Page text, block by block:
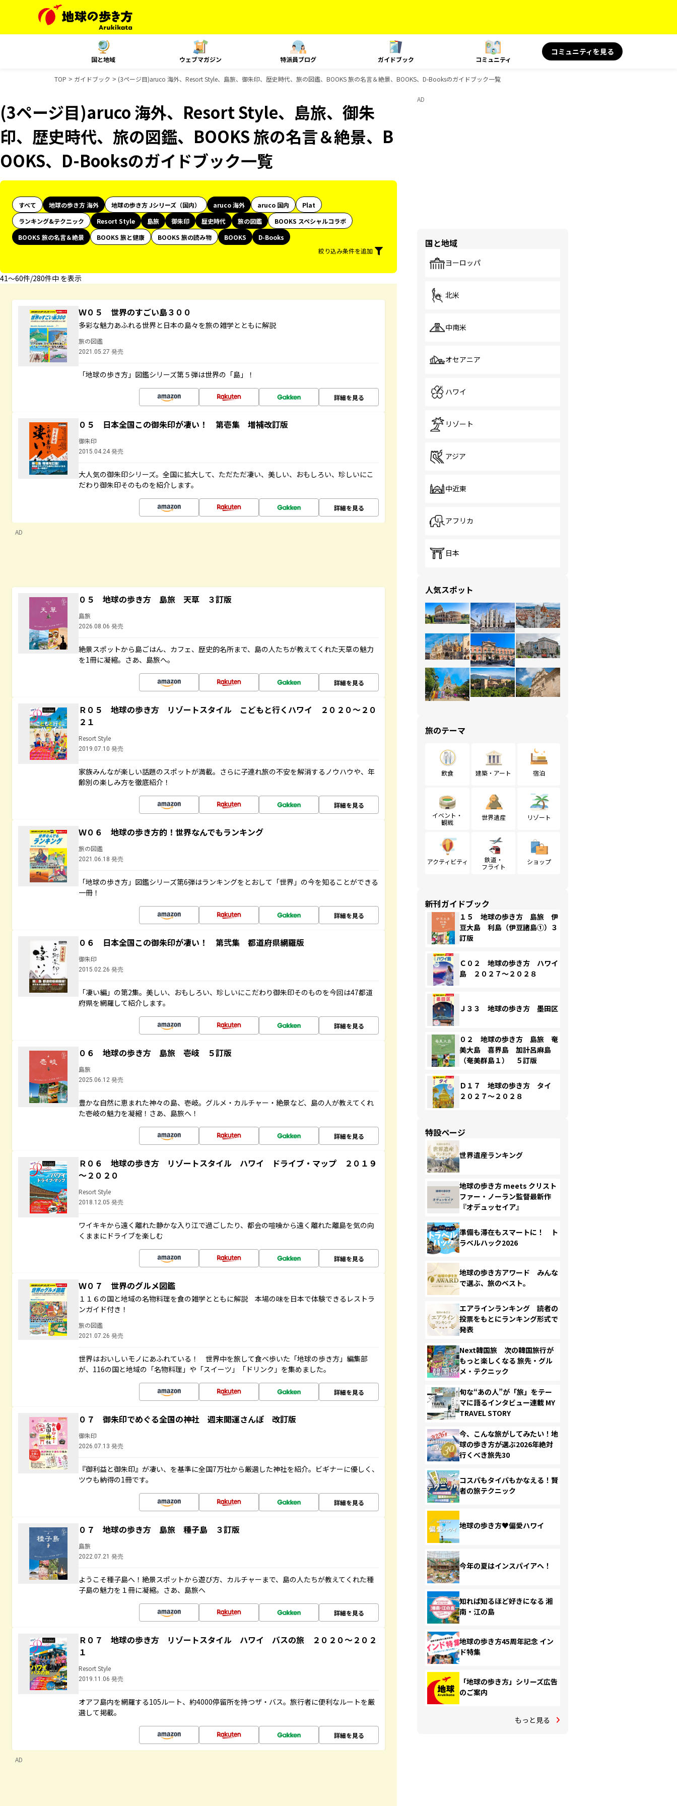
国と地域 ウェブマガジン 特派員ブログ ガイドブック コミュニティ
コミュニティを見る
TOP ガイドブック (3ページ目)aruco 海外、Resort Style、島旅、御朱印、歴史時代、旅の図鑑、BOOKS 旅の名言＆絶景、BOOKS、D-Booksのガイドブック一覧
(3ページ目)aruco 海外、Resort Style、島旅、御朱
印、歴史時代、旅の図鑑、BOOKS 旅の名言＆絶景、B
OOKS、D-Booksのガイドブック一覧
すべて 地球の歩き方 海外 地球の歩き方 Jシリーズ（国内） aruco 海外 aruco 国内
Plat
ランキング&テクニック
Resort Style 島旅 御朱印 歴史時代 旅の図鑑
BOOKS スペシャルコラボ
BOOKS 旅の名言＆絶景
BOOKS 旅と健康 BOOKS 旅の読み物 BOOKS
D-Books
絞り込み条件を追加
41〜60件/280件中 を表示
Ｗ０５ 世界のすごい島３００
多彩な魅力あふれる世界と日本の島々を旅の雑学とともに解説
旅の図鑑
2021.05.27 発売
「地球の歩き方」図鑑シリーズ第５弾は世界の「島」！
詳細を見る
０５ 日本全国この御朱印が凄い！ 第壱集 増補改訂版
御朱印
2015.04.24 発売
大人気の御朱印シリーズ。全国に拡大して、ただただ凄い、美しい、おもしろい、珍しいにこ
だわり御朱印そのものを紹介します。
詳細を見る
AD
０５ 地球の歩き方 島旅 天草 ３訂版
島旅
2026.08.06 発売
絶景スポットから島ごはん、カフェ、歴史的名所まで、島の人たちが教えてくれた天草の魅力
を1冊に凝縮。さあ、島旅へ。
詳細を見る
Ｒ０５ 地球の歩き方 リゾートスタイル こどもと行くハワイ ２０２０～２０
２１
Resort Style
2019.07.10 発売
家族みんなが楽しい話題のスポットが満載。さらに子連れ旅の不安を解消するノウハウや、年
齢別の楽しみ方を徹底紹介！
詳細を見る
Ｗ０６ 地球の歩き方的！世界なんでもランキング
旅の図鑑
2021.06.18 発売
「地球の歩き方」図鑑シリーズ第6弾はランキングをとおして「世界」の今を知ることができる
一冊！
詳細を見る
０６ 日本全国この御朱印が凄い！ 第弐集 都道府県網羅版
御朱印
2015.02.26 発売
「凄い編」の第2集。美しい、おもしろい、珍しいにこだわり御朱印そのものを今回は47都道
府県を網羅して紹介します。
詳細を見る
０６ 地球の歩き方 島旅 壱岐 ５訂版
島旅
2025.06.12 発売
豊かな自然に恵まれた神々の島、壱岐。グルメ・カルチャー・絶景など、島の人が教えてくれ
た壱岐の魅力を凝縮！さあ、島旅へ！
詳細を見る
Ｒ０６ 地球の歩き方 リゾートスタイル ハワイ ドライブ・マップ ２０１９
～２０２０
Resort Style
2018.12.05 発売
ワイキキから遠く離れた静かな入り江で過ごしたり、都会の喧噪から遠く離れた離島を気の向
くままにドライブを楽しむ
詳細を見る
Ｗ０７ 世界のグルメ図鑑
１１６の国と地域の名物料理を食の雑学とともに解説 本場の味を日本で体験できるレストラ
ンガイド付き！
旅の図鑑
2021.07.26 発売
世界はおいしいモノにあふれている！ 世界中を旅して食べ歩いた「地球の歩き方」編集部
が、116の国と地域の「名物料理」や「スイーツ」「ドリンク」を集めました。
詳細を見る
０７ 御朱印でめぐる全国の神社 週末開運さんぽ 改訂版
御朱印
2026.07.13 発売
『御利益と御朱印』が凄い、を基準に全国7万社から厳選した神社を紹介。ビギナーに優しく、
ツウも納得の1冊です。
詳細を見る
０７ 地球の歩き方 島旅 種子島 ３訂版
島旅
2022.07.21 発売
ようこそ種子島へ！絶景スポットから遊び方、カルチャーまで、島の人たちが教えてくれた種
子島の魅力を１冊に凝縮。さあ、島旅へ
詳細を見る
Ｒ０７ 地球の歩き方 リゾートスタイル ハワイ バスの旅 ２０２０～２０２
１
Resort Style
2019.11.06 発売
オアフ島内を網羅する105ルート、約4000停留所を持つザ・バス。旅行者に便利なルートを厳
選して掲載。
詳細を見る
AD
AD
国と地域
ヨーロッパ
北米
中南米
オセアニア
ハワイ
リゾート
アジア
中近東
アフリカ
日本
人気スポット
旅のテーマ
飲食 建築・アート 宿泊
イベント・
観戦
世界遺産 リゾート
アクティビティ
鉄道・
フライト
ショップ
新刊ガイドブック
１５ 地球の歩き方 島旅 伊
豆大島 利島（伊豆諸島①）３
訂版
Ｃ０２ 地球の歩き方 ハワイ
島 ２０２７～２０２８
Ｊ３３ 地球の歩き方 墨田区
０２ 地球の歩き方 島旅 奄
美大島 喜界島 加計呂麻島
（奄美群島１） ５訂版
Ｄ１７ 地球の歩き方 タイ
２０２７～２０２８
特設ページ
世界遺産ランキング
地球の歩き方 meets クリスト
ファー・ノーラン監督最新作
『オデュッセイア』
準備も滞在もスマートに！ ト
ラベルハック2026
地球の歩き方アワード みんな
で選ぶ、旅のベスト。
エアラインランキング 読者の
投票をもとにランキング形式で
発表
Next韓国旅 次の韓国旅行が
もっと楽しくなる 旅先・グル
メ・テクニック
旬な“あの人”が「旅」をテー
マに語るインタビュー連載 MY
TRAVEL STORY
今、こんな旅がしてみたい！地
球の歩き方が選ぶ2026年絶対
行くべき旅先30
コスパもタイパもかなえる！賢
者の旅テクニック
地球の歩き方♥偏愛ハワイ
今年の夏はインスパイアへ！
知れば知るほど好きになる 湘
南・江の島
地球の歩き方45周年記念 イン
ド特集
「地球の歩き方」シリーズ広告
のご案内
もっと見る